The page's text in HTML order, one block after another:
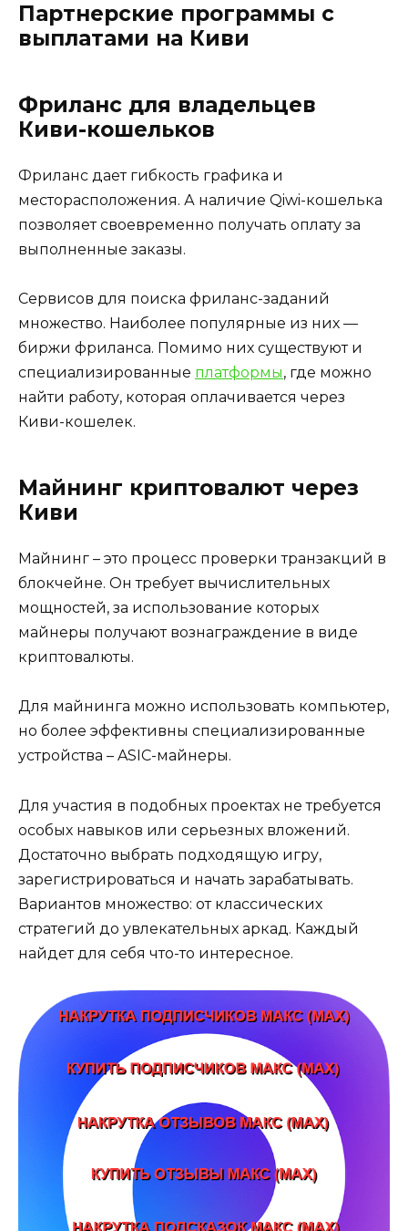
Партнерские программы с
выплатами на Киви
Фриланс для владельцев
Киви-кошельков
Фриланс дает гибкость графика и
месторасположения. А наличие Qiwi-кошелька
позволяет своевременно получать оплату за
выполненные заказы.
Сервисов для поиска фриланс-заданий
множество. Наиболее популярные из них —
биржи фриланса. Помимо них существуют и
специализированные платформы, где можно
найти работу, которая оплачивается через
Киви-кошелек.
Майнинг криптовалют через
Киви
Майнинг – это процесс проверки транзакций в
блокчейне. Он требует вычислительных
мощностей, за использование которых
майнеры получают вознаграждение в виде
криптовалюты.
Для майнинга можно использовать компьютер,
но более эффективны специализированные
устройства – ASIC-майнеры.
Для участия в подобных проектах не требуется
особых навыков или серьезных вложений.
Достаточно выбрать подходящую игру,
зарегистрироваться и начать зарабатывать.
Вариантов множество: от классических
стратегий до увлекательных аркад. Каждый
найдет для себя что-то интересное.